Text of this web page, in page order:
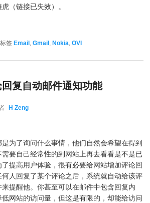
（链接已失效）。
标签 Email ,Gmail ,Nokia ,OVI
复自动邮件通知功能
H Zeng
为了询问什么事情，他们自然会希望在得到
要自己经常性的到网站上再去看看是不是已
提高用户体验，很有必要给网站增加评论回
人回复了某个评论之后，系统就自动给该评
提醒他。你甚至可以在邮件中包含回复内
网站的访问量，但这是有限的，却能给访问